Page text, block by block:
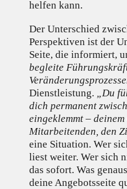
helfen kann.
Der Unterschied
Perspektiven ist der
Seite, die informiert,
begleite
Dienstleistung.
„Du
dich permanent
eingeklemmt –
Mitarbeitenden, den
eine Situation. Wer
liest weiter. Wer sich
das sofort. Was
deine Angebotsseite